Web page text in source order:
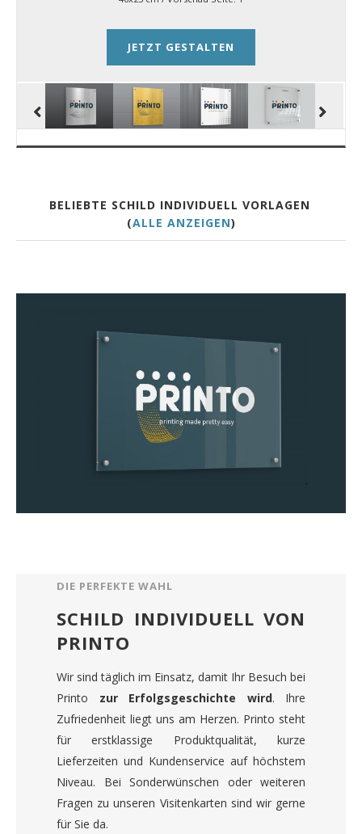
JETZT GESTALTEN
BELIEBTE SCHILD INDIVIDUELL VORLAGEN
(ALLE ANZEIGEN)
DIE PERFEKTE WAHL
SCHILD INDIVIDUELL VON
PRINTO
Wir sind täglich im Einsatz, damit Ihr Besuch bei
Printo zur Erfolgsgeschichte wird. Ihre
Zufriedenheit liegt uns am Herzen. Printo steht
für erstklassige Produktqualität, kurze
Lieferzeiten und Kundenservice auf höchstem
Niveau. Bei Sonderwünschen oder weiteren
Fragen zu unseren Visitenkarten sind wir gerne
für Sie da.